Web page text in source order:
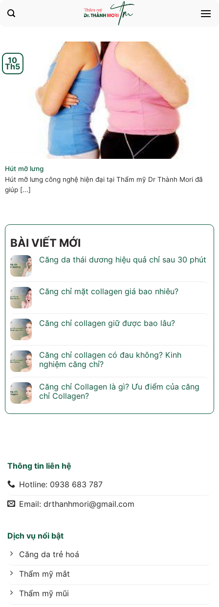
qua
Hút mỡ lưng
Hút mỡ lưng công nghệ hiện đại tại Thẩm mỹ Dr Thành Mori đã
giúp [...]
10
Th5
BÀI VIẾT MỚI
Căng da thái dương hiệu quả chỉ sau 30 phút
Căng chỉ mặt collagen giá bao nhiêu?
Căng chỉ collagen giữ được bao lâu?
Căng chỉ collagen có đau không? Kinh
nghiệm căng chỉ?
Căng chỉ Collagen là gì? Ưu điểm của căng
chỉ Collagen?
Thông tin liên hệ
Hotline: 0938 683 787
Email: drthanhmori@gmail.com
Dịch vụ nổi bật
Căng da trẻ hoá
Thẩm mỹ mắt
Thẩm mỹ mũi